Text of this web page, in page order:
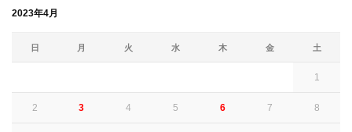
2023年4月
日 月 火 水 木 金 土
1
2 3 4 5 6 7 8